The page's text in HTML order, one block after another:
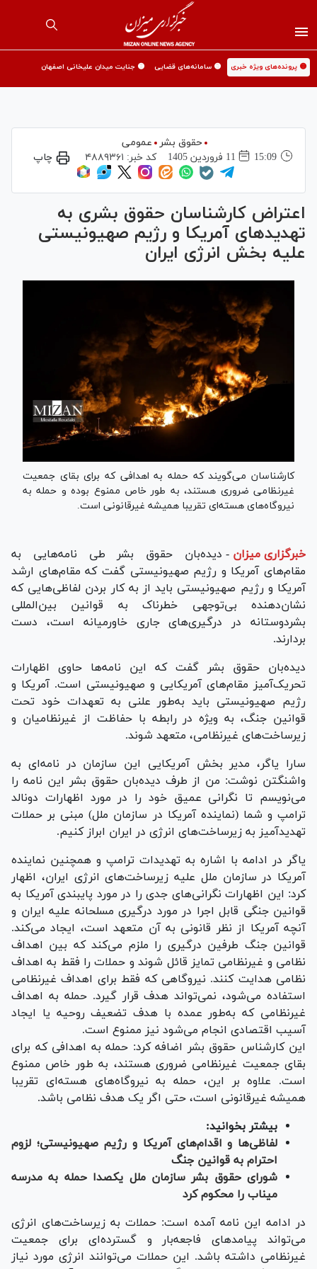
🟡 پرونده‌های ویژه خبری 🟡 سامانه‌های قضایی 🟡 جنایت میدان علیخانی اصفهان
حقوق بشر
عمومی
15:09
11 فروردين 1405 کد خبر: ۴۸۸۹۳۶۱ چاپ
اعتراض کارشناسان حقوق بشری به
تهدید‌های آمریکا و رژیم صهیونیستی
علیه بخش انرژی ایران
کارشناسان می‌گویند که حمله به اهدافی که برای بقای جمعیت
غیرنظامی ضروری هستند، به طور خاص ممنوع بوده و حمله به
نیروگاه‌های هسته‌ای تقریبا همیشه غیرقانونی است.
خبرگزاری میزان - دیده‌بان حقوق بشر طی نامه‌هایی به
مقام‌های آمریکا و رژیم صهیونیستی گفت که مقام‌های ارشد
آمریکا و رژیم صهیونیستی باید از به کار بردن لفاظی‌هایی که
نشان‌دهنده بی‌توجهی خطرناک به قوانین بین‌المللی
بشردوستانه در درگیری‌های جاری خاورمیانه است، دست
بردارند.
دیده‌بان حقوق بشر گفت که این نامه‌ها حاوی اظهارات
تحریک‌آمیز مقام‌های آمریکایی و صهیونیستی است. آمریکا و
رژیم صهیونیستی باید به‌طور علنی به تعهدات خود تحت
قوانین جنگ، به ویژه در رابطه با حفاظت از غیرنظامیان و
زیرساخت‌های غیرنظامی، متعهد شوند.
سارا یاگر، مدیر بخش آمریکایی این سازمان در نامه‌ای به
واشنگتن نوشت: من از طرف دیده‌بان حقوق بشر این نامه را
می‌نویسم تا نگرانی عمیق خود را در مورد اظهارات دونالد
ترامپ و شما (نماینده آمریکا در سازمان ملل) مبنی بر حملات
تهدیدآمیز به زیرساخت‌های انرژی در ایران ابراز کنیم.
یاگر در ادامه با اشاره به تهدیدات ترامپ و همچنین نماینده
آمریکا در سازمان ملل علیه زیرساخت‌های انرژی ایران، اظهار
کرد: این اظهارات نگرانی‌های جدی را در مورد پایبندی آمریکا به
قوانین جنگی قابل اجرا در مورد درگیری مسلحانه علیه ایران و
آنچه آمریکا از نظر قانونی به آن متعهد است، ایجاد می‌کند.
قوانین جنگ طرفین درگیری را ملزم می‌کند که بین اهداف
نظامی و غیرنظامی تمایز قائل شوند و حملات را فقط به اهداف
نظامی هدایت کنند. نیروگاهی که فقط برای اهداف غیرنظامی
استفاده می‌شود، نمی‌تواند هدف قرار گیرد. حمله به اهداف
غیرنظامی که به‌طور عمده با هدف تضعیف روحیه یا ایجاد
آسیب اقتصادی انجام می‌شود نیز ممنوع است.
این کارشناس حقوق بشر اضافه کرد: حمله به اهدافی که برای
بقای جمعیت غیرنظامی ضروری هستند، به طور خاص ممنوع
است. علاوه بر این، حمله به نیروگاه‌های هسته‌ای تقریبا
همیشه غیرقانونی است، حتی اگر یک هدف نظامی باشد.
بیشتر بخوانید:
لفاظی‌ها و اقدام‌های آمریکا و رژیم صهیونیستی؛ لزوم
احترام به قوانین جنگ
شورای حقوق بشر سازمان ملل یکصدا حمله به مدرسه
میناب را محکوم کرد
در ادامه این نامه آمده است: حملات به زیرساخت‌های انرژی
می‌تواند پیامد‌های فاجعه‌بار و گسترده‌ای برای جمعیت
غیرنظامی داشته باشد. این حملات می‌توانند انرژی مورد نیاز